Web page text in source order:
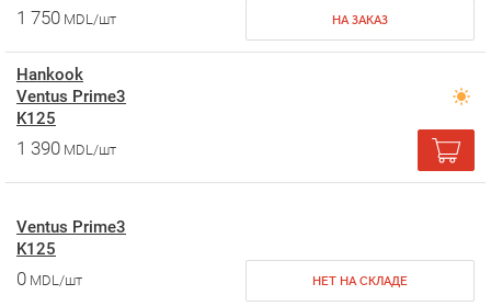
1 750 MDL/шт НА ЗАКАЗ
Hankook
Ventus Prime3
K125
1 390 MDL/шт
Ventus Prime3
K125
0 MDL/шт НЕТ НА СКЛАДЕ